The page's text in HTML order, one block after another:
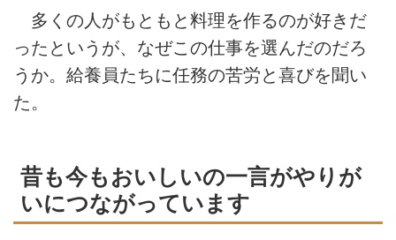
多くの人がもともと料理を作るのが好きだ
ったというが、なぜこの仕事を選んだのだろ
うか。給養員たちに任務の苦労と喜びを聞い
た。
昔も今もおいしいの一言がやりが
いにつながっています